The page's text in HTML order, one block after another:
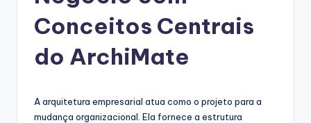
Conceitos Centrais
do ArchiMate
A arquitetura empresarial atua como o projeto para a
mudança organizacional. Ela fornece a estrutura